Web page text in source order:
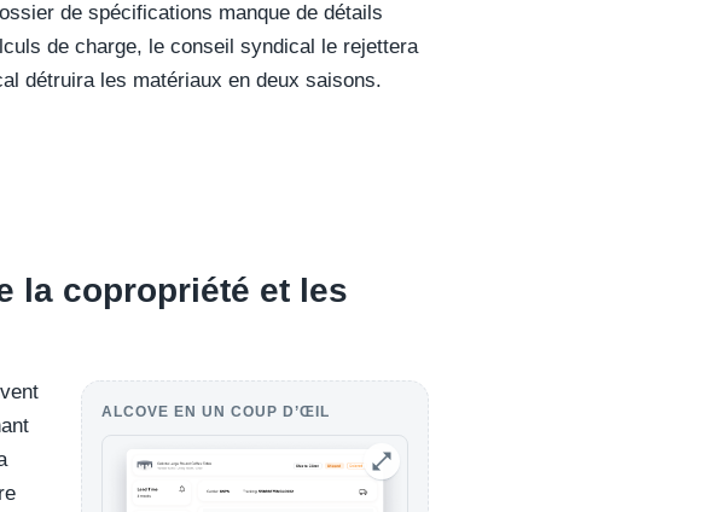
de spécifications manque de détails
de charge, le conseil syndical le rejettera
détruira les matériaux en deux saisons.
la copropriété et les
ALCOVE EN UN COUP D’ŒIL